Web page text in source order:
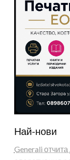
Най-нови
Generali